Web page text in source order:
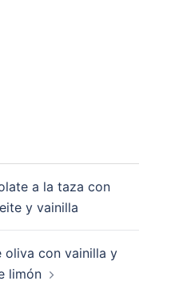
a la taza con
y vainilla
oliva con vainilla y
limón